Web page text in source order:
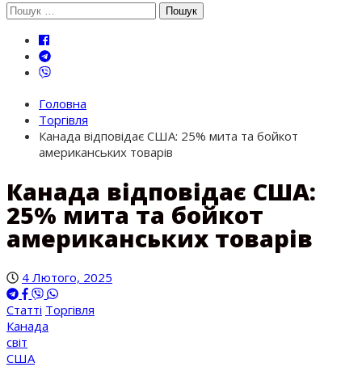
Шукати:
Головна
Торгівля
Канада відповідає США: 25% мита та бойкот
американських товарів
Канада відповідає США:
25% мита та бойкот
американських товарів
4 Лютого, 2025
Статті Торгівля
Канада
світ
США